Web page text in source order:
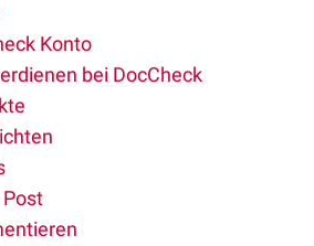
Konto
bei DocCheck